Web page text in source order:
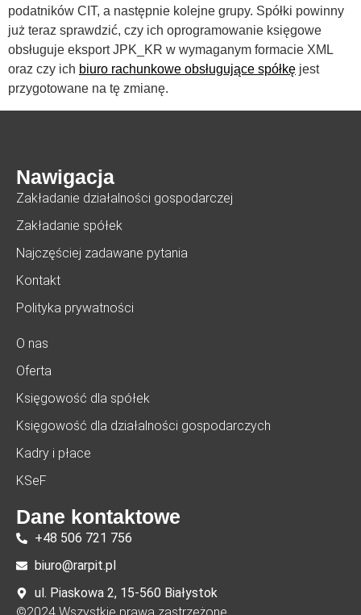
podatników CIT, a następnie kolejne grupy. Spółki powinny
już teraz sprawdzić, czy ich oprogramowanie księgowe
obsługuje eksport JPK_KR w wymaganym formacie XML
oraz czy ich biuro rachunkowe obsługujące spółkę jest
przygotowane na tę zmianę.
Dane kontaktowe
+48 506 721 756
biuro@rarpit.pl
ul. Piaskowa 2, 15-560 Białystok
O nas
Oferta
Księgowość dla spółek
Księgowość dla działalności gospodarczych
Kadry i płace
KSeF
Nawigacja
Zakładanie działalności gospodarczej
Zakładanie spółek
Najczęściej zadawane pytania
Kontakt
Polityka prywatności